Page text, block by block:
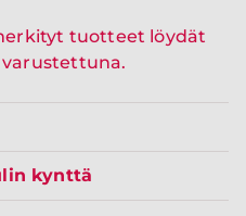
tuotteet löydät
varustettuna.
kynttä